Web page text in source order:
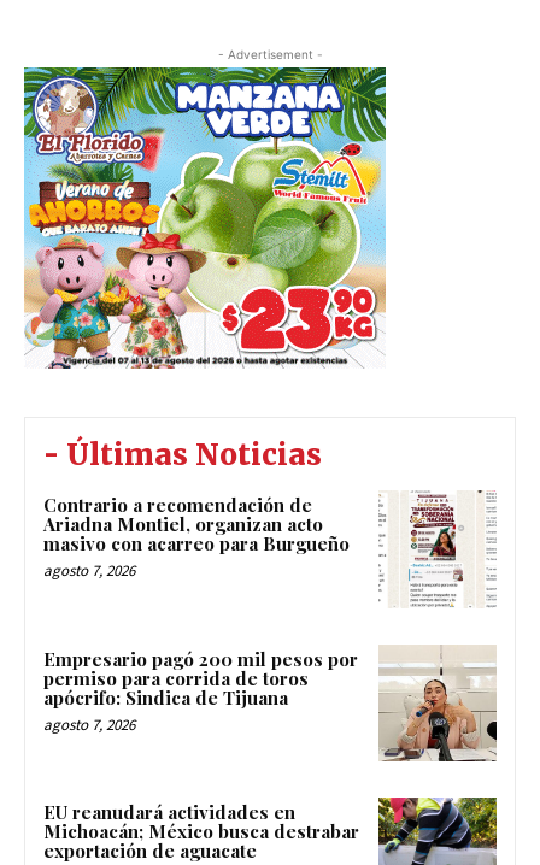
- Advertisement -
- Últimas Noticias
Contrario a recomendación de
Ariadna Montiel, organizan acto
masivo con acarreo para Burgueño
agosto 7, 2026
Empresario pagó 200 mil pesos por
permiso para corrida de toros
apócrifo: Sindica de Tijuana
agosto 7, 2026
EU reanudará actividades en
Michoacán; México busca destrabar
exportación de aguacate